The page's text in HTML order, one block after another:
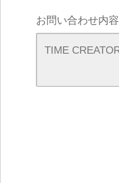
お問い合わせ内容